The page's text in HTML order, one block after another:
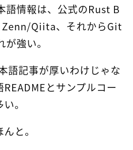
語情報は、公式のRust B
Zenn/Qiita、それからGit
強い。
語記事が厚いわけじゃな
とサンプルコー
。
と。